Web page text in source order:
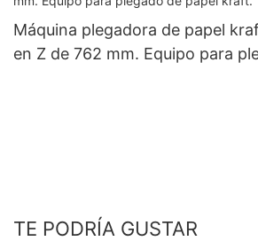
Máquina plegadora de papel
en Z de 762 mm. Equipo para
TE PODRÍA GUSTAR